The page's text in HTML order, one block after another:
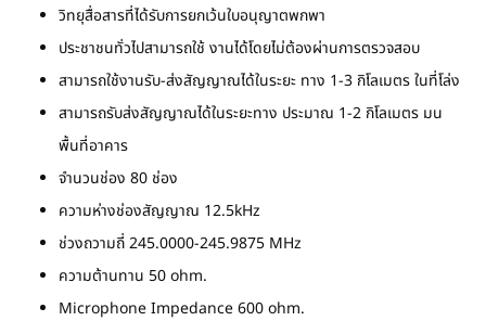
วิทยุสื่อสารที่ได้รับการยกเว้นใบอนุญาตพกพา
ประชาชนทั่วไปสามารถใช้ งานได้โดยไม่ต้องผ่านการตรวจสอบ
สามารถใช้งานรับ-ส่งสัญญาณได้ในระยะ ทาง 1-3 กิโลเมตร ในที่โล่ง
สามารถรับส่งสัญญาณได้ในระยะทาง ประมาณ 1-2 กิโลเมตร มน
พื้นที่อาคาร
จำนวนช่อง 80 ช่อง
ความห่างช่องสัญญาณ 12.5kHz
ช่วงถวามถี่ 245.0000-245.9875 MHz
ความต้านทาน 50 ohm.
Microphone Impedance 600 ohm.